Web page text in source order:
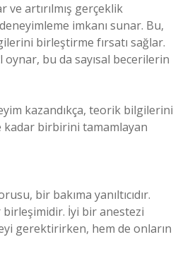
artırılmış gerçeklik
imkanı sunar. Bu,
birleştirme fırsatı sağlar.
bu da sayısal becerilerin
kazandıkça, teorik bilgilerini
kadar birbirini tamamlayan
bir bakıma yanıltıcıdır.
İyi bir anestezi
gerektirirken, hem de onların